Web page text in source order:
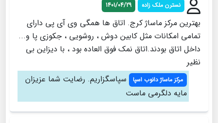
نسترن ملک زاده 1401/04/29
بهترین مرکز ماساژ کرج. اتاق ها همگی وی آی پی دارای
تمامی امکانات مثل کابین دوش ، روشویی ، جکوزی پا و...
داخل اتاق بودند.اتاق نمک فوق العاده بود ، با دیزاین بی
نظیر
مرکز ماساژ دانوب اسپا
سپاسگزاریم. رضایت شما عزیزان
مایه دلگرمی ماست